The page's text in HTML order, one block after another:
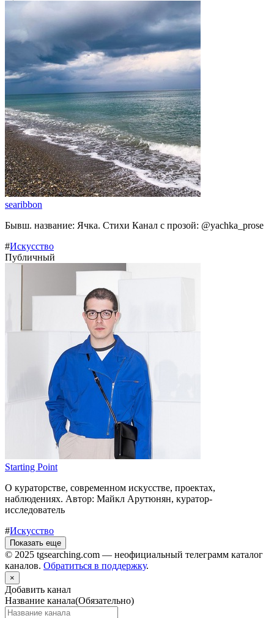
searibbon
Бывш. название: Ячка. Стихи Канал с прозой: @yachka_prose
#Искусство
Публичный
Starting Point
О кураторстве, современном искусстве, проектах,
наблюдениях. Автор: Майкл Арутюнян, куратор-
исследователь
#Искусство
Показать еще
© 2025 tgsearching.com — неофициальный телеграмм каталог
каналов. Обратиться в поддержку.
×
Добавить канал
Название канала(Обязательно)